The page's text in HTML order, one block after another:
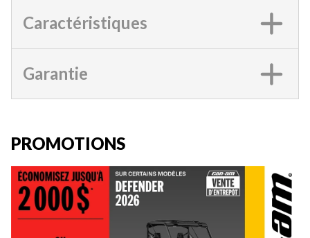
Caractéristiques
Garantie
PROMOTIONS